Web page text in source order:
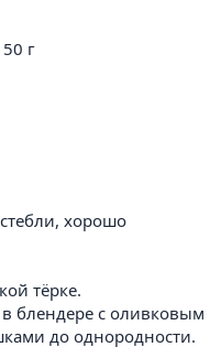
г
хорошо
тёрке.
блендере с оливковым
до однородности.